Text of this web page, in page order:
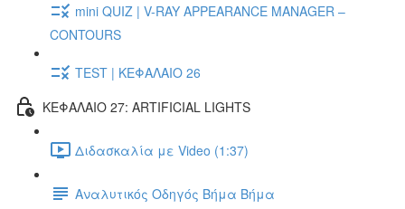
mini QUIZ | V-RAY APPEARANCE MANAGER –
CONTOURS
TEST | ΚΕΦΑΛΑΙΟ 26
ΚΕΦΑΛΑΙΟ 27: ARTIFICIAL LIGHTS
Διδασκαλία με Video (1:37)
Αναλυτικός Οδηγός Βήμα Βήμα